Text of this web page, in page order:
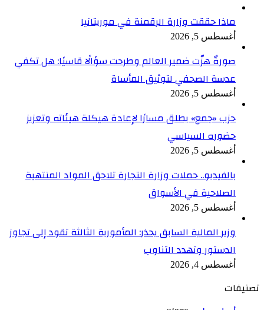
ماذا حققت وزارة الرقمنة في موريتانيا
أغسطس 5, 2026
صورةٌ هزّت ضمير العالم وطرحت سؤالًا قاسيًا: هل تكفي
عدسة الصحفي لتوثيق المأساة
أغسطس 5, 2026
حزب «جمع» يطلق مسارًا لإعادة هيكلة هيئاته وتعزيز
حضوره السياسي
أغسطس 5, 2026
بالفيديو.. حملات وزارة التجارة تلاحق المواد المنتهية
الصلاحية في الأسواق
أغسطس 5, 2026
وزير المالية السابق يحذر: المأمورية الثالثة تقود إلى تجاوز
الدستور وتهدد التناوب
أغسطس 4, 2026
تصنيفات